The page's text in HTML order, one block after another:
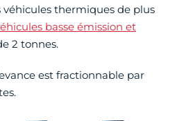
véhicules thermiques de plus
basse émission et
2 tonnes.
est fractionnable par